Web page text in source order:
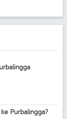
Purbalingga?